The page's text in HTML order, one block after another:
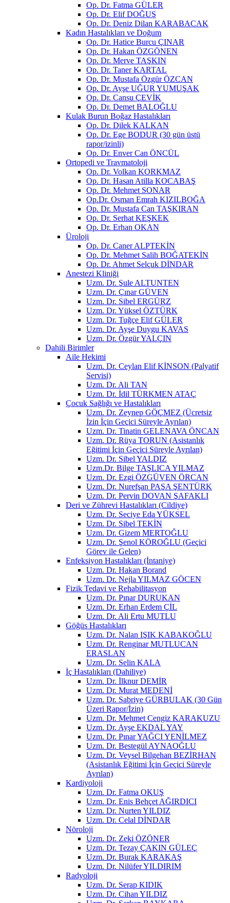
Op. Dr. Fatma GÜLER
Op. Dr. Elif DOĞUŞ
Op. Dr. Deniz Dilan KARABACAK
Kadın Hastalıkları ve Doğum
Op. Dr. Hatice Burcu ÇINAR
Op. Dr. Hakan ÖZGÖNEN
Op. Dr. Merve TAŞKIN
Op. Dr. Taner KARTAL
Op. Dr. Mustafa Özgür ÖZCAN
Op. Dr. Ayşe UĞUR YUMUŞAK
Op. Dr. Cansu ÇEVİK
Op. Dr. Demet BALOĞLU
Kulak Burun Boğaz Hastalıkları
Op. Dr. Dilek KALKAN
Op. Dr. Ege BODUR (30 gün üstü
rapor/izinli)
Op. Dr. Enver Can ÖNCÜL
Ortopedi ve Travmatoloji
Op. Dr. Volkan KORKMAZ
Op. Dr. Hasan Atilla KOCABAŞ
Op. Dr. Mehmet SONAR
Op.Dr. Osman Emrah KIZILBOĞA
Op. Dr. Mustafa Can TAŞKIRAN
Op. Dr. Serhat KEŞKEK
Op. Dr. Erhan OKAN
Üroloji
Op. Dr. Caner ALPTEKİN
Op. Dr. Mehmet Salih BOĞATEKİN
Op. Dr. Ahmet Selçuk DİNDAR
Anestezi Kliniği
Uzm. Dr. Şule ALTUNTEN
Uzm. Dr. Çınar GÜVEN
Uzm. Dr. Sibel ERGÜRZ
Uzm. Dr. Yüksel ÖZTÜRK
Uzm. Dr. Tuğçe Elif GÜLER
Uzm. Dr. Ayşe Duygu KAVAS
Uzm. Dr. Özgür YALÇIN
Dahili Birimler
Aile Hekimi
Uzm. Dr. Ceylan Elif KİNSON (Palyatif
Servisi)
Uzm. Dr. Ali TAN
Uzm. Dr. İdil TÜRKMEN ATAÇ
Çocuk Sağlığı ve Hastalıkları
Uzm. Dr. Zeynep GÖÇMEZ (Ücretsiz
İzin İçin Geçici Süreyle Ayrılan)
Uzm. Dr. Tinatin GELENAVA ÖNCAN
Uzm. Dr. Rüya TORUN (Asistanlık
Eğitimi İçin Geçici Süreyle Ayrılan)
Uzm. Dr. Sibel YALDIZ
Uzm.Dr. Bilge TAŞLICA YILMAZ
Uzm. Dr. Ezgi ÖZGÜVEN ÖRCAN
Uzm. Dr. Nurefşan PAŞA ŞENTÜRK
Uzm. Dr. Pervin DOVAN ŞAFAKLI
Deri ve Zührevi Hastalıkları (Cildiye)
Uzm. Dr. Seciye Eda YÜKSEL
Uzm. Dr. Sibel TEKİN
Uzm. Dr. Gizem MERTOĞLU
Uzm. Dr. Şenol KÖROĞLU (Geçici
Görev ile Gelen)
Enfeksiyon Hastalıkları (İntaniye)
Uzm. Dr. Hakan Borand
Uzm. Dr. Nejla YILMAZ GÖCEN
Fizik Tedavi ve Rehabilitasyon
Uzm. Dr. Pınar DURUKAN
Uzm. Dr. Erhan Erdem ÇİL
Uzm. Dr. Ali Ertu MUTLU
Göğüs Hastalıkları
Uzm. Dr. Nalan IŞIK KABAKOĞLU
Uzm. Dr. Renginar MUTLUCAN
ERASLAN
Uzm. Dr. Selin KALA
İç Hastalıkları (Dahiliye)
Uzm. Dr. İlknur DEMİR
Uzm. Dr. Murat MEDENİ
Uzm. Dr. Sabriye GÜRBULAK (30 Gün
Üzeri Rapor/İzin)
Uzm. Dr. Mehmet Cengiz KARAKUZU
Uzm. Dr. Ayşe EKDAL YAY
Uzm. Dr. Pınar YAĞCI YENİLMEZ
Uzm. Dr. Bestegül AYNAOĞLU
Uzm. Dr. Veysel Bilgehan BEZİRHAN
(Asistanlık Eğitimi İçin Geçici Süreyle
Ayrılan)
Kardiyoloji
Uzm. Dr. Fatma OKUŞ
Uzm. Dr. Enis Behçet AĞIRDICI
Uzm. Dr. Nurten YILDIZ
Uzm. Dr. Celal DİNDAR
Nöroloji
Uzm. Dr. Zeki ÖZÖNER
Uzm. Dr. Tezay ÇAKIN GÜLEÇ
Uzm. Dr. Burak KARAKAŞ
Uzm. Dr. Nilüfer YILDIRIM
Radyoloji
Uzm. Dr. Serap KIDIK
Uzm. Dr. Cihan YILDIZ